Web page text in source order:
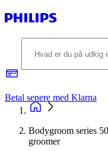
Betal senere med Klarna
Bodygroom series
groomer